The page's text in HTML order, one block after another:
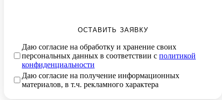
ОСТАВИТЬ ЗАЯВКУ
Даю согласие на обработку и хранение своих
персональных данных в соответствии с политикой
конфиденциальности
Даю согласие на получение информационных
материалов, в т.ч. рекламного характера